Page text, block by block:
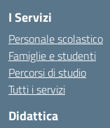
I Servizi
Personale scolastico
Famiglie e studenti
Percorsi di studio
Tutti i servizi
Didattica